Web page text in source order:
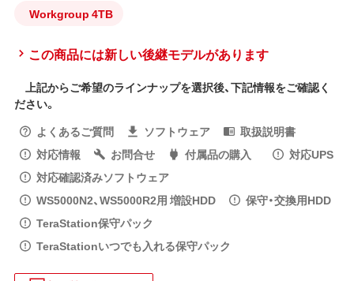
Workgroup 4TB
この商品には新しい後継モデルがあります
上記からご希望のラインナップを選択後、下記情報をご確認く
ださい。
よくあるご質問
ソフトウェア
取扱説明書
対応情報
お問合せ 付属品の購入
対応UPS
対応確認済みソフトウェア
WS5000N2、WS5000R2用 増設HDD
保守・交換用HDD
TeraStation保守パック
TeraStationいつでも入れる保守パック